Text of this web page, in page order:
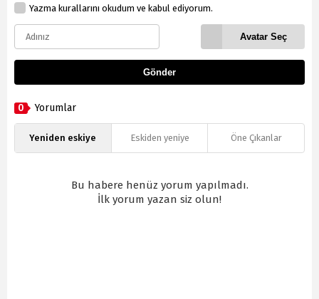
Yazma kurallarını okudum ve kabul ediyorum.
Avatar Seç
Gönder
0 Yorumlar
Yeniden eskiye Eskiden yeniye Öne Çıkanlar
Bu habere henüz yorum yapılmadı.
İlk yorum yazan siz olun!